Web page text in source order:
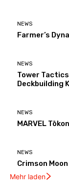
NEWS
Farmer’s
NEWS
Tower
Deckbuilding
NEWS
MARVEL
NEWS
Crimson
Mehr laden